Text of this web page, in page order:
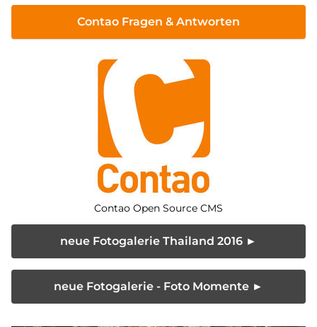
Contao Fragen & Antworten
Contao Open Source CMS
neue Fotogalerie Thailand 2016 ►
neue Fotogalerie - Foto Momente ►